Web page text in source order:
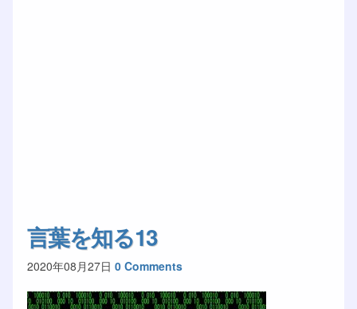
言葉を知る13
2020年08月27日 0 Comments